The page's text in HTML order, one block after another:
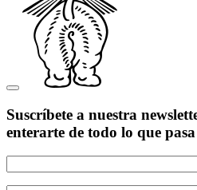
Suscríbete a nuestra
enterarte de todo lo que